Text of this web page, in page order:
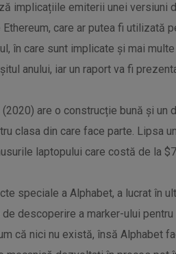
implicațiile emiterii unei versiuni
care ar putea fi utilizată
în care sunt implicate și mai
anului, iar un raport va fi
are o construcție bună și un
clasa din care face parte. Lipsa
laptopului care costă de la
speciale a Alphabet, a lucrat în
descoperire a marker-ului
că nici nu există, însă Alphabet